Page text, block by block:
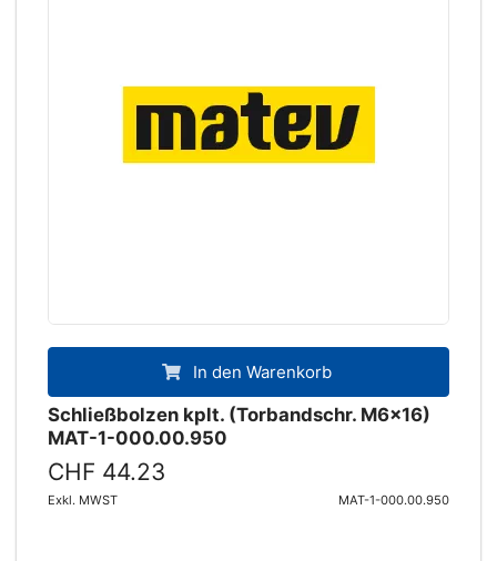
In den Warenkorb
Schließbolzen kplt. (Torbandschr. M6x16)
MAT-1-000.00.950
CHF 44.23
Exkl. MWST MAT-1-000.00.950